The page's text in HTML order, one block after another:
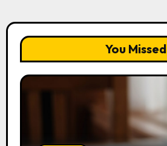
You Missed